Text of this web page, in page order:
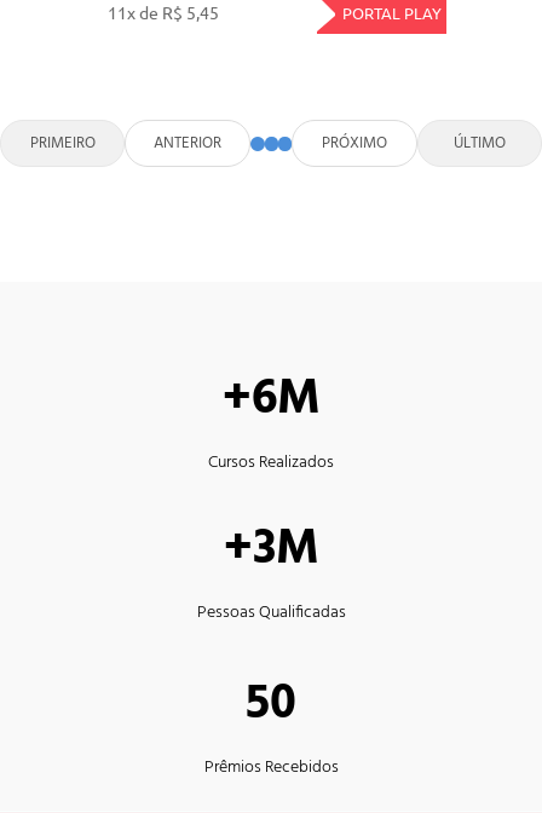
11x de R$ 5,45 PORTAL PLAY
PRIMEIRO ANTERIOR PRÓXIMO ÚLTIMO
+6M
Cursos Realizados
+3M
Pessoas Qualificadas
50
Prêmios Recebidos